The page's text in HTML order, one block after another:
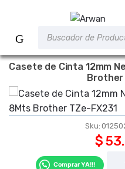
contenido
Casete de Cinta 12mm
Brother
Sku:
$
Comprar YA!!!